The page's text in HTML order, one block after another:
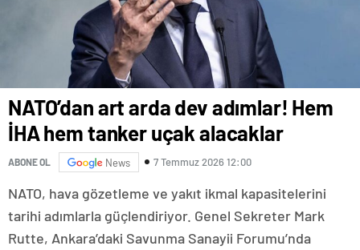
NATO’dan art arda dev adımlar! Hem
İHA hem tanker uçak alacaklar
ABONE OL News 7 Temmuz 2026 12:00
NATO, hava gözetleme ve yakıt ikmal kapasitelerini
tarihi adımlarla güçlendiriyor. Genel Sekreter Mark
Rutte, Ankara’daki Savunma Sanayii Forumu’nda